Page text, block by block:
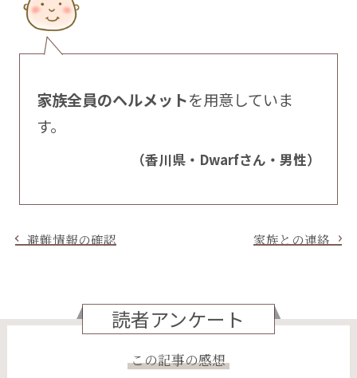
家族全員のヘルメットを用意していま
す。
（香川県・Dwarfさん・男性）
避難情報の確認 家族との連絡
読者アンケート
この記事の感想